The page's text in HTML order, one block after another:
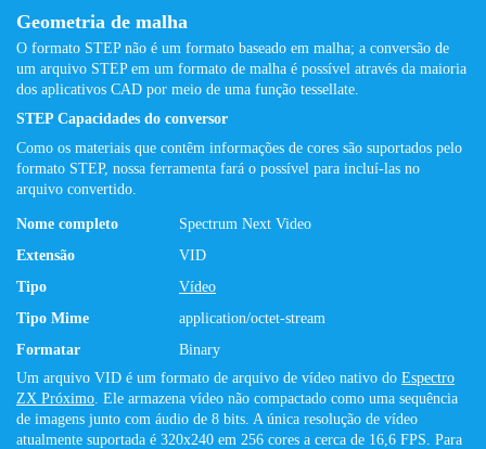
Geometria de malha
O formato STEP não é um formato baseado em malha; a conversão de
um arquivo STEP em um formato de malha é possível através da maioria
dos aplicativos CAD por meio de uma função tessellate.
STEP Capacidades do conversor
Como os materiais que contêm informações de cores são suportados pelo
formato STEP, nossa ferramenta fará o possível para incluí-las no
arquivo convertido.
Nome completo
Spectrum Next Video
Extensão
VID
Tipo
Vídeo
Tipo Mime
application/octet-stream
Formatar
Binary
Um arquivo VID é um formato de arquivo de vídeo nativo do Espectro
ZX Próximo. Ele armazena vídeo não compactado como uma sequência
de imagens junto com áudio de 8 bits. A única resolução de vídeo
atualmente suportada é 320x240 em 256 cores a cerca de 16,6 FPS. Para